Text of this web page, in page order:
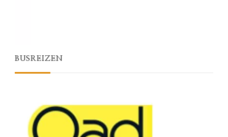
BUSREIZEN